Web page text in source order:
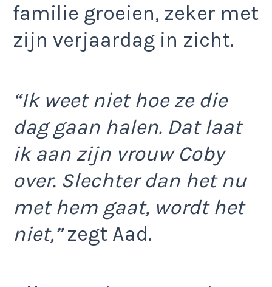
familie groeien, zeker met
zijn verjaardag in zicht.
“Ik weet niet hoe ze die
dag gaan halen. Dat laat
ik aan zijn vrouw Coby
over. Slechter dan het nu
met hem gaat, wordt het
niet,”zegt Aad.